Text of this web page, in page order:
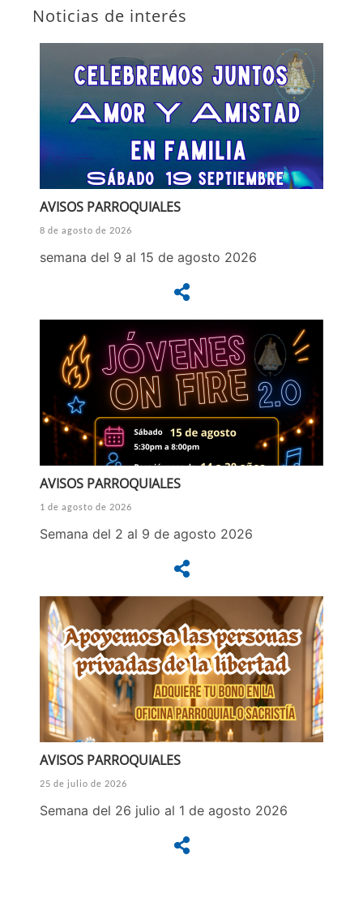
Noticias de interés
AVISOS PARROQUIALES
8 de agosto de 2026
semana del 9 al 15 de agosto 2026
AVISOS PARROQUIALES
1 de agosto de 2026
Semana del 2 al 9 de agosto 2026
AVISOS PARROQUIALES
25 de julio de 2026
Semana del 26 julio al 1 de agosto 2026